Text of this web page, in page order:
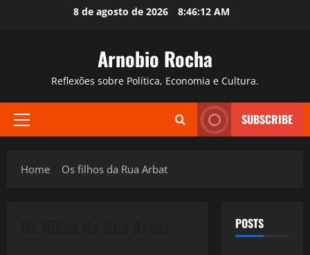
8 de agosto de 2026 8:46:13 AM
Arnobio Rocha
Reflexões sobre Política, Economia e Cultura.
Primary
SUBSCRIBE
Home Os filhos da Rua Arbat
POSTS